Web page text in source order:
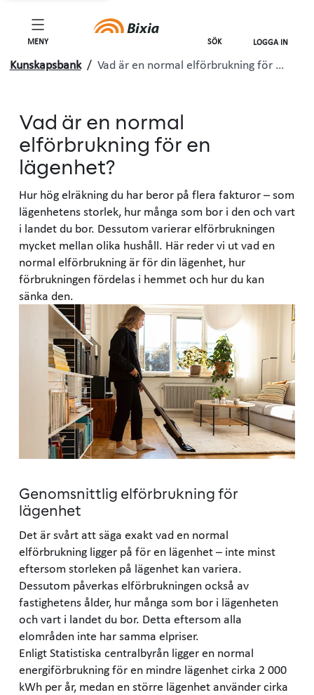
MENY SÖK LOGGA IN
Kunskapsbank / Vad är en normal elförbrukning för …
Vad är en normal
elförbrukning för en
lägenhet?
Hur hög elräkning du har beror på flera fakturor – som
lägenhetens storlek, hur många som bor i den och vart
i landet du bor. Dessutom varierar elförbrukningen
mycket mellan olika hushåll. Här reder vi ut vad en
normal elförbrukning är för din lägenhet, hur
förbrukningen fördelas i hemmet och hur du kan
sänka den.
Genomsnittlig elförbrukning för
lägenhet
Det är svårt att säga exakt vad en normal
elförbrukning ligger på för en lägenhet – inte minst
eftersom storleken på lägenhet kan variera.
Dessutom påverkas elförbrukningen också av
fastighetens ålder, hur många som bor i lägenheten
och vart i landet du bor. Detta eftersom alla
elområden inte har samma elpriser.
Enligt Statistiska centralbyrån ligger en normal
energiförbrukning för en mindre lägenhet cirka 2 000
kWh per år, medan en större lägenhet använder cirka